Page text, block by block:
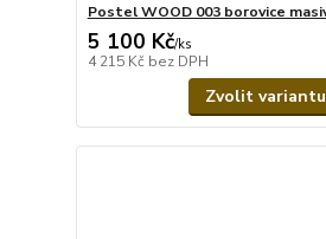
Postel WOOD 003 borovice
5 100 Kč/ks
4 215 Kč bez DPH
Zvolit variantu